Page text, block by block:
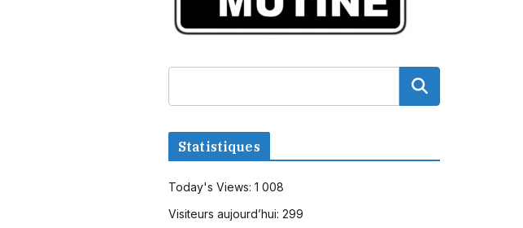
Statistiques
Today's Views: 1 008
Visiteurs aujourd’hui: 299